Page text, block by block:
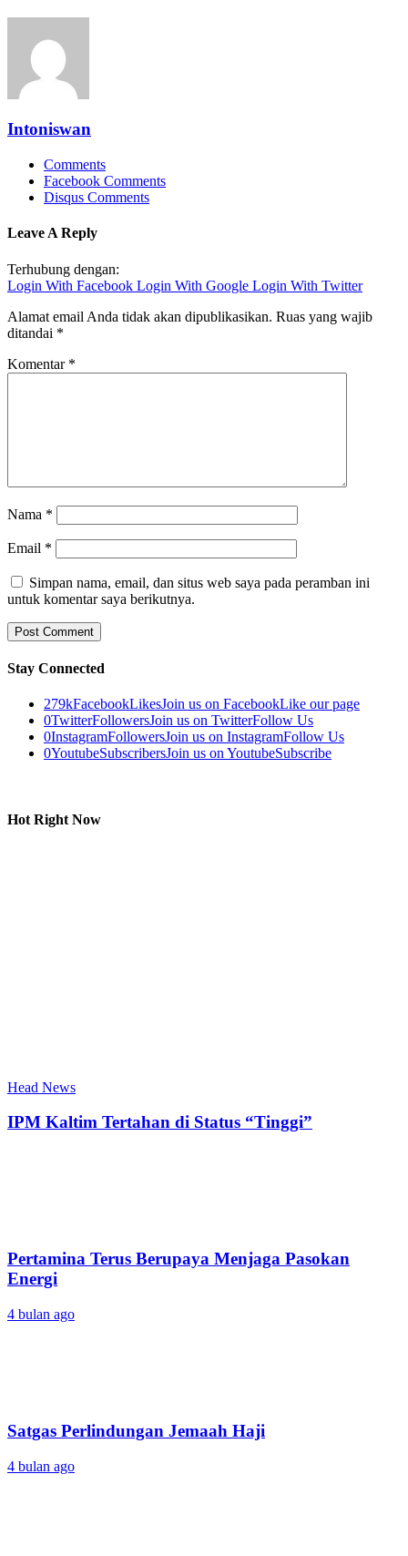
Intoniswan
Comments
Facebook Comments
Disqus Comments
Leave A Reply
Terhubung dengan:
Login With Facebook Login With Google Login With Twitter
Alamat email Anda tidak akan dipublikasikan. Ruas yang wajib
ditandai *
Komentar *
Nama *
Email *
Simpan nama, email, dan situs web saya pada peramban ini
untuk komentar saya berikutnya.
Stay Connected
279kFacebookLikesJoin us on FacebookLike our page
0TwitterFollowersJoin us on TwitterFollow Us
0InstagramFollowersJoin us on InstagramFollow Us
0YoutubeSubscribersJoin us on YoutubeSubscribe
Hot Right Now
Head News
IPM Kaltim Tertahan di Status “Tinggi”
Pertamina Terus Berupaya Menjaga Pasokan
Energi
4 bulan ago
Satgas Perlindungan Jemaah Haji
4 bulan ago